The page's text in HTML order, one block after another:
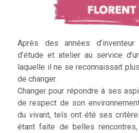
Après des années
d’étude et atelier au service
laquelle il ne se reconnaissait
de changer.
Changer pour répondre à ses
de respect de son
du vivant, tels ont été ses
étant faite de belles